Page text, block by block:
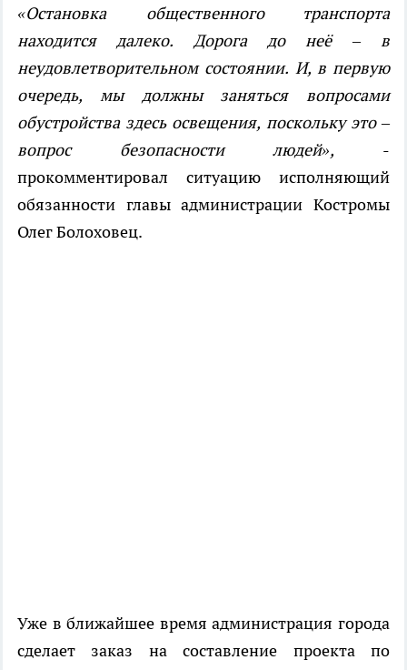
«Остановка общественного транспорта
находится далеко. Дорога до неё – в
неудовлетворительном состоянии. И, в первую
очередь, мы должны заняться вопросами
обустройства здесь освещения, поскольку это –
вопрос безопасности людей», -
прокомментировал ситуацию исполняющий
обязанности главы администрации Костромы
Олег Болоховец.
Уже в ближайшее время администрация города
сделает заказ на составление проекта по